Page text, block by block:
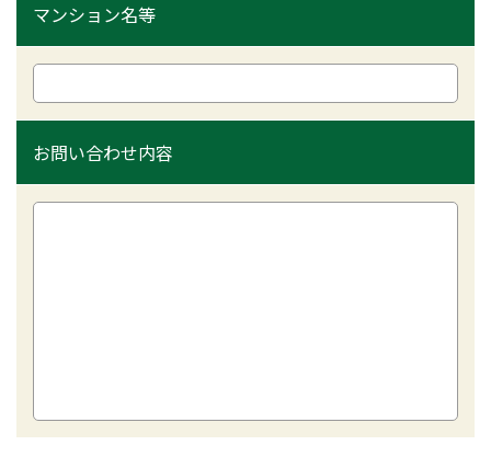
マンション名等
お問い合わせ内容